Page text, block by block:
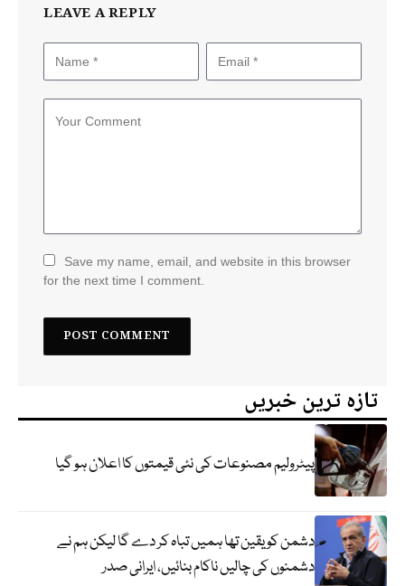
LEAVE A REPLY
Save my name, email, and website in this browser
for the next time I comment.
تازہ ترین خبریں
پیٹرولیم مصنوعات کی نئی قیمتوں کا اعلان ہو گیا
دشمن کو یقین تھا ہمیں تباہ کر دے گا لیکن ہم نے
دشمنوں کی چالیں ناکام بنائیں، ایرانی صدر